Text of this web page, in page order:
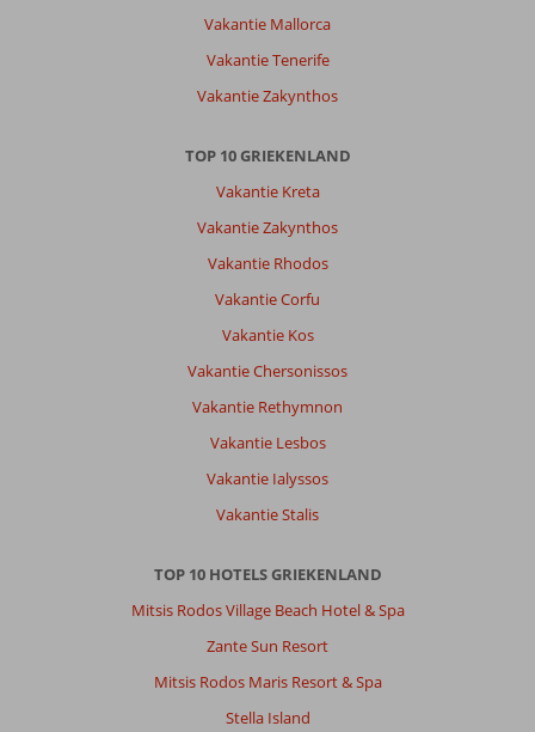
Vakantie Mallorca
Vakantie Tenerife
Vakantie Zakynthos
TOP 10 GRIEKENLAND
Vakantie Kreta
Vakantie Zakynthos
Vakantie Rhodos
Vakantie Corfu
Vakantie Kos
Vakantie Chersonissos
Vakantie Rethymnon
Vakantie Lesbos
Vakantie Ialyssos
Vakantie Stalis
TOP 10 HOTELS GRIEKENLAND
Mitsis Rodos Village Beach Hotel & Spa
Zante Sun Resort
Mitsis Rodos Maris Resort & Spa
Stella Island